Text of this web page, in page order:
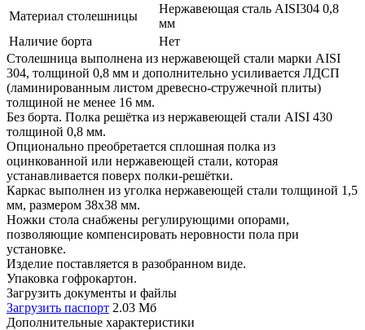
Материал столешницы
Нержавеющая сталь AISI304 0,8
мм
Наличие борта
Нет
Столешница выполнена из нержавеющей стали марки AISI
304, толщиной 0,8 мм и дополнительно усиливается ЛДСП
(ламинированным листом древесно-стружечной плиты)
толщиной не менее 16 мм.
Без борта. Полка решётка из нержавеющей стали AISI 430
толщиной 0,8 мм.
Опционально преобретается сплошная полка из
оцинкованной или нержавеющей стали, которая
устанавливается поверх полки-решётки.
Каркас выполнен из уголка нержавеющей стали толщиной 1,5
мм, размером 38х38 мм.
Ножки стола снабжены регулирующими опорами,
позволяющие компенсировать неровности пола при
установке.
Изделие поставляется в разобранном виде.
Упаковка гофрокартон.
Загрузить документы и файлы
Загрузить паспорт 2.03 Мб
Дополнительные характеристики